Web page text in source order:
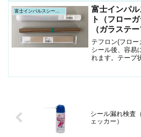
富士インパ
ト（フロー
（ガラステ
テフロン(フロー
シール後、容易
れます。テープ
シール漏れ検査
ェッカー）